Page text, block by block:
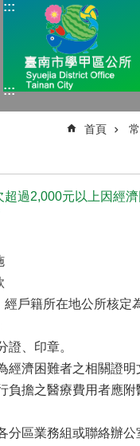
:::
:::
首頁
超過2,000元以上因經
經戶籍所在地公所核定
證、印章。
經濟困難者之相關證明
負擔之醫療費用者應
分區業務組或聯絡辦公